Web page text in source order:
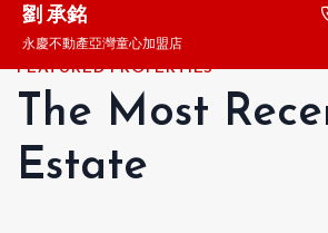
劉 承銘
永慶不動產亞灣童心加盟店
FEATURED PROPERTIES
The Most
Estate